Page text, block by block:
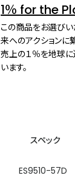
1％ for the
この商品をお選び
来へのアクション
売上の１％を地球
います。
スペック
ES9510-57D